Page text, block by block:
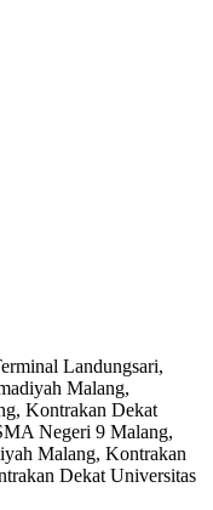
Landungsari,
Malang,
Kontrakan Dekat
Negeri 9 Malang,
Malang, Kontrakan
Dekat Universitas